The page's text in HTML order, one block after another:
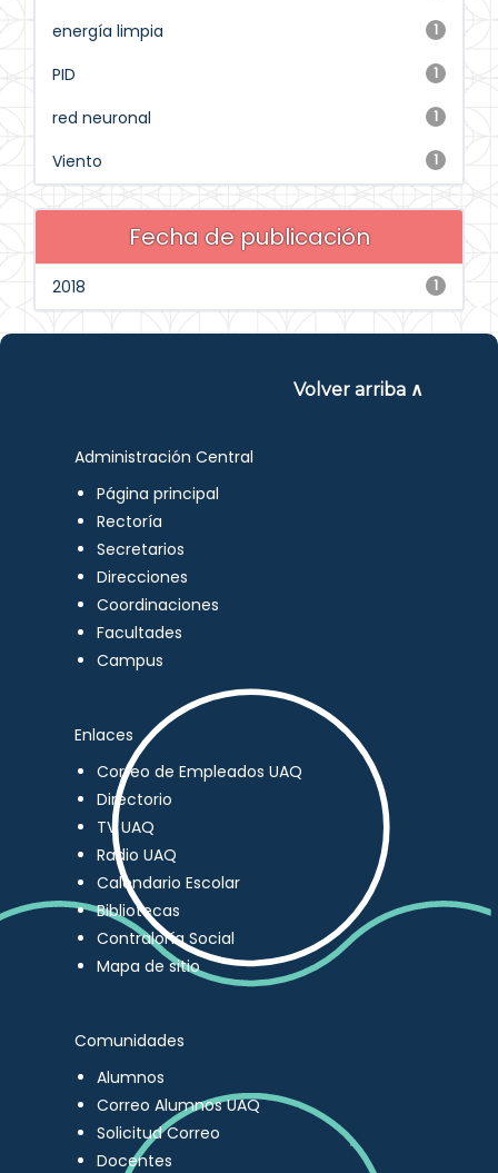
1
energía limpia
1
PID
1
red neuronal
1
Viento
Fecha de publicación
1
2018
Volver arriba ∧
Administración Central
Página principal
Rectoría
Secretarios
Direcciones
Coordinaciones
Facultades
Campus
Enlaces
Correo de Empleados UAQ
Directorio
TV UAQ
Radio UAQ
Calendario Escolar
Bibliotecas
Contraloría Social
Mapa de sitio
Comunidades
Alumnos
Correo Alumnos UAQ
Solicitud Correo
Docentes